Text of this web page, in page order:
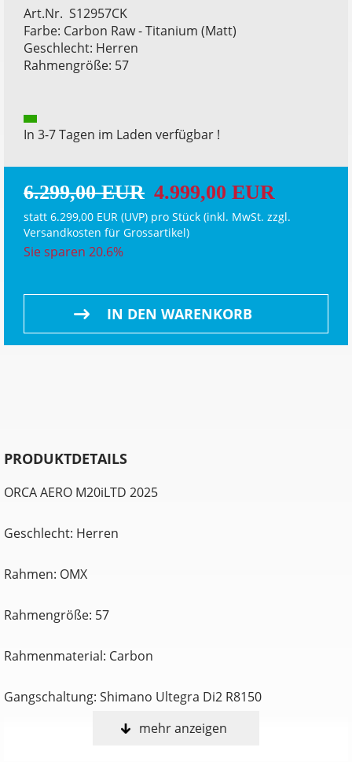
Art.Nr. S12957CK
Farbe: Carbon Raw - Titanium (Matt)
Geschlecht: Herren
Rahmengröße: 57
In 3-7 Tagen im Laden verfügbar !
6.299,00 EUR 4.999,00 EUR
statt 6.299,00 EUR (UVP) pro Stück (inkl. MwSt. zzgl.
Versandkosten für Grossartikel)
Sie sparen 20.6%
IN DEN WARENKORB
PRODUKTDETAILS
ORCA AERO M20iLTD 2025
Geschlecht: Herren
Rahmen: OMX
Rahmengröße: 57
Rahmenmaterial: Carbon
Gangschaltung: Shimano Ultegra Di2 R8150
mehr anzeigen